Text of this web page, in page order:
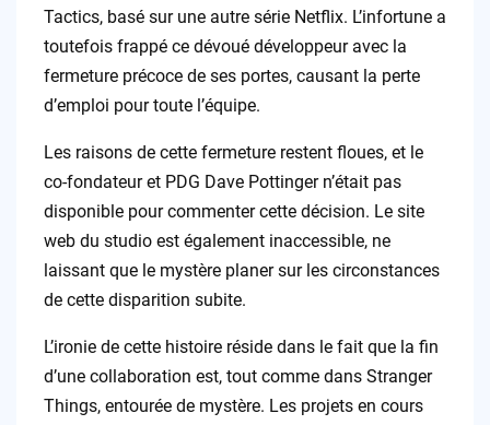
Tactics, basé sur une autre série Netflix. L’infortune a
toutefois frappé ce dévoué développeur avec la
fermeture précoce de ses portes, causant la perte
d’emploi pour toute l’équipe.
Les raisons de cette fermeture restent floues, et le
co-fondateur et PDG Dave Pottinger n’était pas
disponible pour commenter cette décision. Le site
web du studio est également inaccessible, ne
laissant que le mystère planer sur les circonstances
de cette disparition subite.
L’ironie de cette histoire réside dans le fait que la fin
d’une collaboration est, tout comme dans Stranger
Things, entourée de mystère. Les projets en cours